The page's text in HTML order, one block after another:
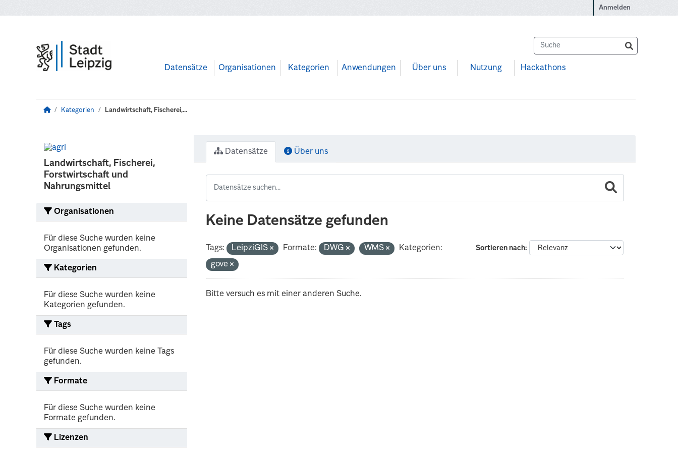
Anmelden
Datensätze Organisationen Kategorien Anwendungen Über uns Nutzung Hackathons
Kategorien Landwirtschaft, Fischerei,...
Landwirtschaft, Fischerei,
Forstwirtschaft und
Nahrungsmittel
Organisationen
Für diese Suche wurden keine
Organisationen gefunden.
Kategorien
Für diese Suche wurden keine
Kategorien gefunden.
Tags
Für diese Suche wurden keine Tags
gefunden.
Formate
Für diese Suche wurden keine
Formate gefunden.
Lizenzen
Datensätze Über uns
Keine Datensätze gefunden
Sortieren nach
Tags: LeipziGIS Formate: DWG WMS
Kategorien:
gove
Bitte versuch es mit einer anderen Suche.